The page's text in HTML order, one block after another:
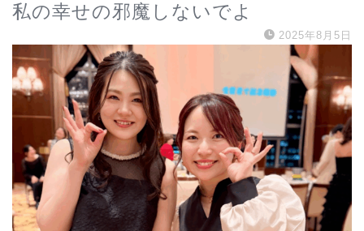
私の幸せの邪魔しないでよ
2025年8月5日